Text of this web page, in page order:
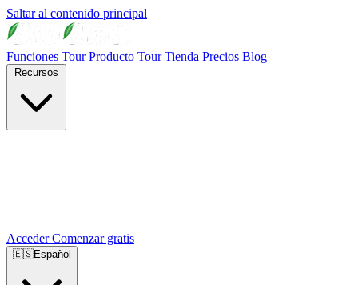
Saltar al contenido principal
Funciones Tour Producto Tour Tienda Precios Blog
AccederComenzar gratis
🇪🇸Español